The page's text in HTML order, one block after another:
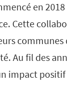
en 2018
Cette
Au fil des
impact